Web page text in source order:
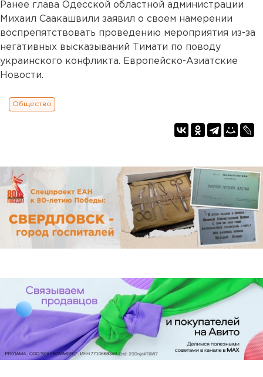
Ранее глава Одесской областной администрации
Михаил Саакашвили заявил о своем намерении
воспрепятствовать проведению мероприятия из-за
негативных высказываний Тимати по поводу
украинского конфликта. Европейско-Азиатские
Новости.
Общество